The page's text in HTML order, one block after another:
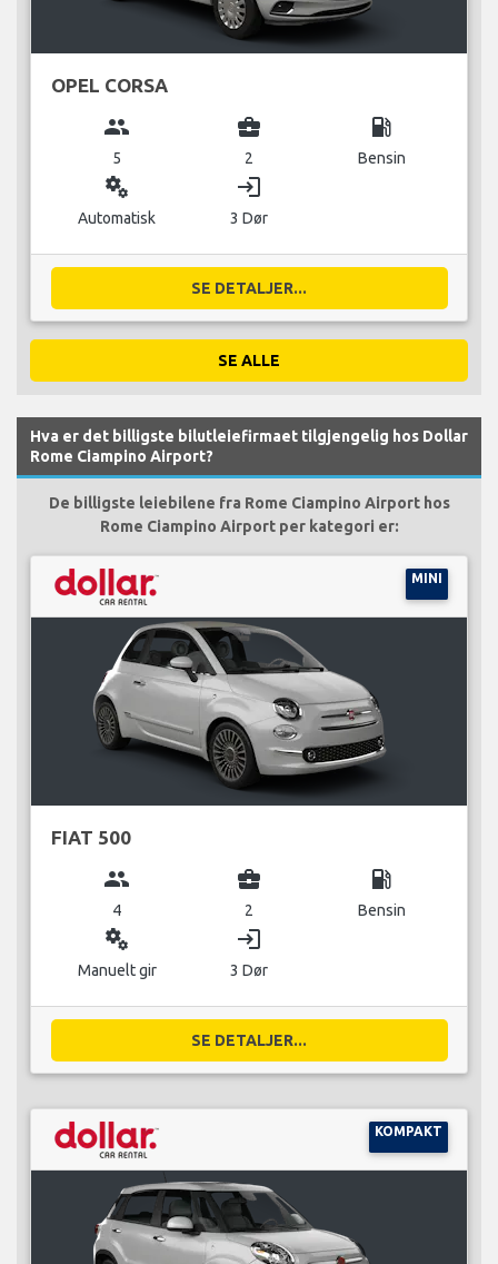
OPEL CORSA
group
5
business_center
2
local_gas_station
Bensin
miscellaneous_services
Automatisk
login
3 Dør
SE DETALJER...
SE ALLE
Hva er det billigste bilutleiefirmaet tilgjengelig hos Dollar
Rome Ciampino Airport?
De billigste leiebilene fra Rome Ciampino Airport hos
Rome Ciampino Airport per kategori er:
MINI
FIAT 500
group
4
business_center
2
local_gas_station
Bensin
miscellaneous_services
Manuelt gir
login
3 Dør
SE DETALJER...
KOMPAKT